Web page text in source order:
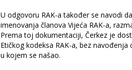
U odgovoru RAK-a također se navodi
imenovanja članova Vijeća RAK-a,
Prema toj dokumentaciji, Čerkez je
Etičkog kodeksa RAK-a, bez
u kojem se našao.